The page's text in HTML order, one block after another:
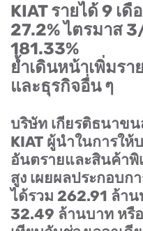
KIATรายได้ 9 เดื
27.2%ไตรมาส
181.33%
ย้ำเดินหน้าเพิ่มร
และธุรกิจอื่น ๆ
บริษัท เกียรติธนาข
KIAT ผู้นำในการให้
อันตรายและสินค้า
สูง เผยผลประกอบก
ได้รวม 262.91 ล้าน
32.49 ล้านบาท หรื